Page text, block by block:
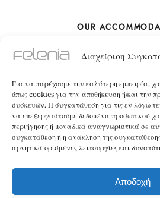
Διαχείριση
Για να παρέχουμε την καλύτερη εμπειρία,
όπως cookies για την αποθήκευση ή/και την
συσκευών. Η συγκατάθεση για τις εν λόγω
να επεξεργαστούμε δεδομένα προσωπικού
περιήγησης ή μοναδικά αναγνωριστικά σε
συγκατάθεση ή η ανάκληση της
αρνητικά ορισμένες λειτουργίες και
Αποδοχή
OUR
The Villa
BOOK
The
BOOK